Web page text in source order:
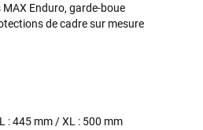
Enduro, garde-boue
de cadre sur mesure
: 445 mm / XL : 500 mm